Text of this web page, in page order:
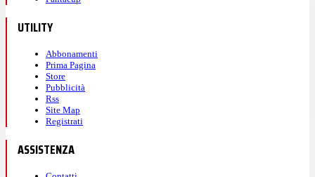
UTILITY
Abbonamenti
Prima Pagina
Store
Pubblicità
Rss
Site Map
Registrati
ASSISTENZA